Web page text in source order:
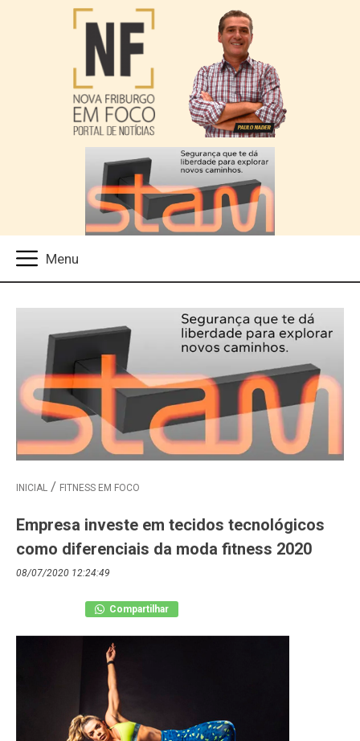
INICIAL FITNESS EM FOCO
Empresa investe em tecidos tecnológicos
como diferenciais da moda fitness 2020
08/07/2020 12:24:49
Compartilhar